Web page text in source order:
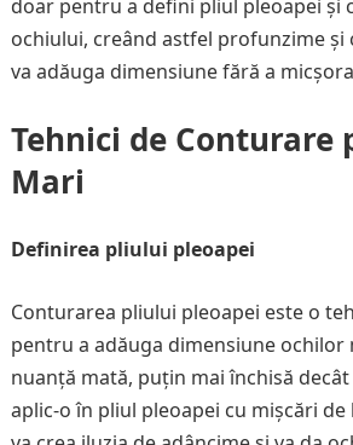
doar pentru a defini pliul pleoapei și
ochiului, creând astfel profunzime și
va adăuga dimensiune fără a
Tehnici de Conturare
Mari
Definirea pliului pleoapei
Conturarea pliului pleoapei este o
pentru a adăuga dimensiune ochilor
nuanță mată, puțin mai închisă
aplic-o în pliul pleoapei cu mișcări de